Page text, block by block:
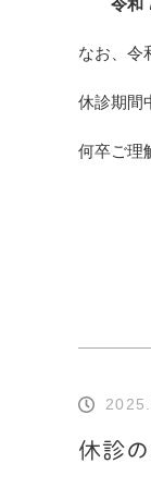
令和
なお、令
休診期間
何卒ご理
休診